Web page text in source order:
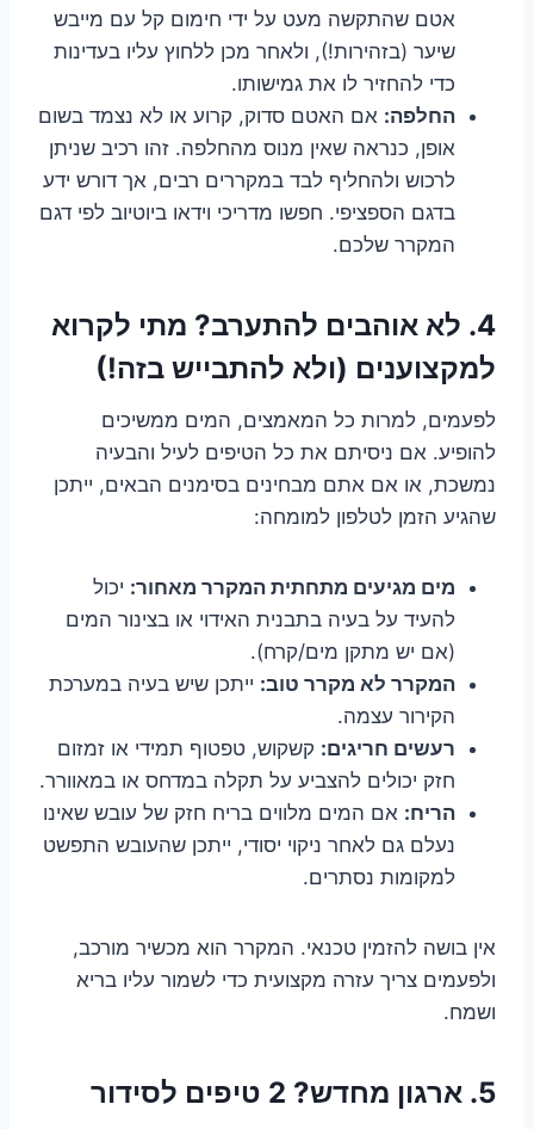
אטם שהתקשה מעט על ידי חימום קל עם מייבש
שיער (בזהירות!), ולאחר מכן ללחוץ עליו בעדינות
כדי להחזיר לו את גמישותו.
החלפה: אם האטם סדוק, קרוע או לא נצמד בשום
אופן, כנראה שאין מנוס מהחלפה. זהו רכיב שניתן
לרכוש ולהחליף לבד במקררים רבים, אך דורש ידע
בדגם הספציפי. חפשו מדריכי וידאו ביוטיוב לפי דגם
המקרר שלכם.
4. לא אוהבים להתערב? מתי לקרוא
למקצוענים (ולא להתבייש בזה!)
לפעמים, למרות כל המאמצים, המים ממשיכים
להופיע. אם ניסיתם את כל הטיפים לעיל והבעיה
נמשכת, או אם אתם מבחינים בסימנים הבאים, ייתכן
שהגיע הזמן לטלפון למומחה:
מים מגיעים מתחתית המקרר מאחור: יכול
להעיד על בעיה בתבנית האידוי או בצינור המים
(אם יש מתקן מים/קרח).
המקרר לא מקרר טוב: ייתכן שיש בעיה במערכת
הקירור עצמה.
רעשים חריגים: קשקוש, טפטוף תמידי או זמזום
חזק יכולים להצביע על תקלה במדחס או במאוורר.
הריח: אם המים מלווים בריח חזק של עובש שאינו
נעלם גם לאחר ניקוי יסודי, ייתכן שהעובש התפשט
למקומות נסתרים.
אין בושה להזמין טכנאי. המקרר הוא מכשיר מורכב,
ולפעמים צריך עזרה מקצועית כדי לשמור עליו בריא
ושמח.
5. ארגון מחדש? 2 טיפים לסידור